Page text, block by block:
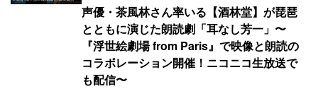
声優・茶風林さん率いる【酒林堂】が琵琶
とともに演じた朗読劇「耳なし芳一」〜
『浮世絵劇場 from Paris』で映像と朗読の
コラボレーション開催！ニコニコ生放送で
も配信〜